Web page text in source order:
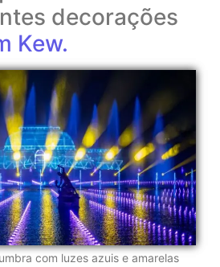
decorações
Kew.
com luzes azuis e amarelas